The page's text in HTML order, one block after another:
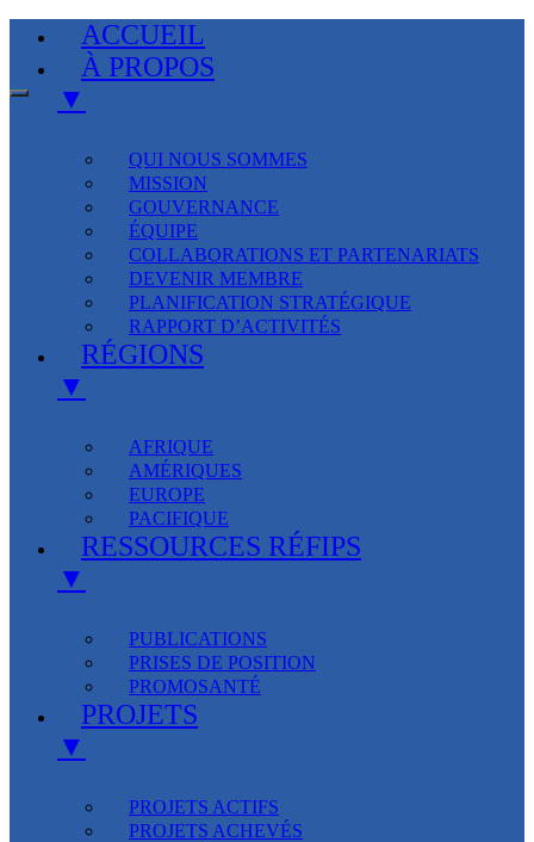
ACCUEIL
À PROPOS
▼
QUI NOUS SOMMES
MISSION
GOUVERNANCE
ÉQUIPE
COLLABORATIONS ET PARTENARIATS
DEVENIR MEMBRE
PLANIFICATION STRATÉGIQUE
RAPPORT D’ACTIVITÉS
RÉGIONS
▼
AFRIQUE
AMÉRIQUES
EUROPE
PACIFIQUE
RESSOURCES RÉFIPS
▼
PUBLICATIONS
PRISES DE POSITION
PROMOSANTÉ
PROJETS
▼
PROJETS ACTIFS
PROJETS ACHEVÉS